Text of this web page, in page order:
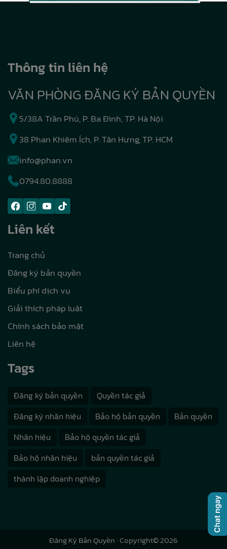
Thông tin liên hệ
VĂN PHÒNG ĐĂNG KÝ BẢN QUYỀN
5/38A Trần Phú, P. Ba Đình, TP. Hà Nội
38 Phan Khiêm Ích, P. Tân Hưng, TP. HCM
info@phan.vn
0794.80.8888
Liên kết
Trang chủ
Đăng ký bản quyền
Biểu phí dịch vụ
Giải thích pháp luật
Chính sách bảo mật
Liên hệ
Tags
Đăng ký bản quyền
Quyền tác giả
Đăng ký nhãn hiệu
Bảo hộ bản quyền
Bản quyền
Nhãn hiệu
Bảo hộ quyền tác giả
Bảo hộ nhãn hiệu
bản quyền tác giả
thành lập doanh nghiệp
Đăng Ký Bản Quyền· Copyright© 2026